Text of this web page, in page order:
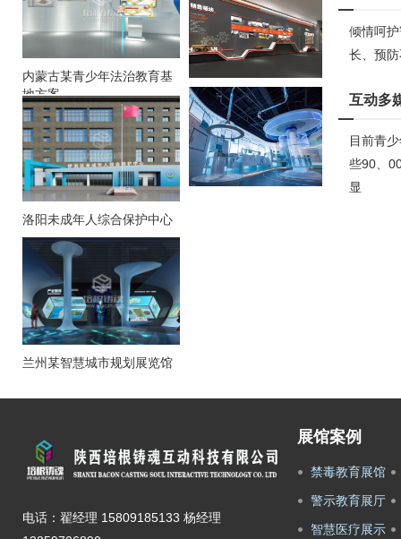
内蒙古某青少年法治教育基
地方案
洛阳未成年人综合保护中心
兰州某智慧城市规划展览馆
倾情呵
长、预
互动多
目前青
些90、
显
电话：翟经理 15809185133 杨经理
展馆案例
禁毒教育展馆
警示教育展厅
智慧医疗展示